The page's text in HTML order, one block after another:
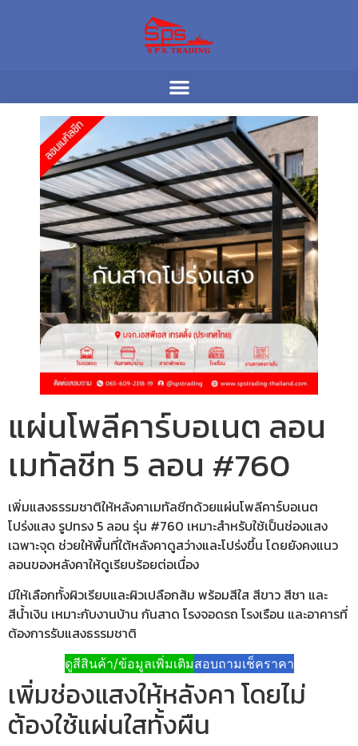
แผ่นโพลีคาร์บอเนต ลอน
เมทัลชีท 5 ลอน #760
เพิ่มแสงธรรมชาติให้หลังคาเมทัลชีทด้วยแผ่นโพลีคาร์บอเนต
โปร่งแสง รูปทรง 5 ลอน รุ่น #760 เหมาะสำหรับใช้เป็นช่องแสง
เฉพาะจุด ช่วยให้พื้นที่ใต้หลังคาดูสว่างและโปร่งขึ้น โดยยังคงแนว
ลอนของหลังคาให้ดูเรียบร้อยต่อเนื่อง
มีให้เลือกทั้งผิวเรียบและผิวเปลือกส้ม พร้อมสีใส สีขาว สีชา และ
สีน้ำเงิน เหมาะกับงานบ้าน กันสาด โรงจอดรถ โรงเรือน และอาคารที่
ต้องการรับแสงธรรมชาติ
ดูสีสินค้า/ข้อมูลเพิ่มเติมสอบถามเช็คราคา
เพิ่มช่องแสงให้หลังคา โดยไม่
ต้องใช้แผ่นใสทั้งผืน